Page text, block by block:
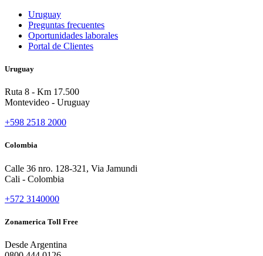
Uruguay
Preguntas frecuentes
Oportunidades laborales
Portal de Clientes
Uruguay
Ruta 8 - Km 17.500
Montevideo - Uruguay
+598 2518 2000
Colombia
Calle 36 nro. 128-321, Via Jamundi
Cali - Colombia
+572 3140000
Zonamerica Toll Free
Desde Argentina